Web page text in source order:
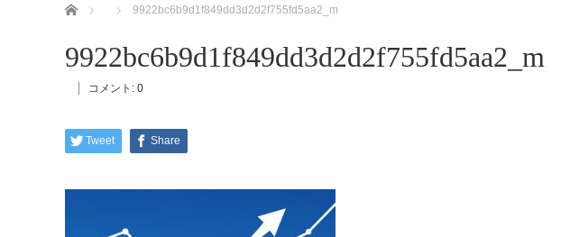
ホーム 9922bc6b9d1f849dd3d2d2f755fd5aa2_m
9922bc6b9d1f849dd3d2d2f755fd5aa2_m
コメント: 0
Tweet Share